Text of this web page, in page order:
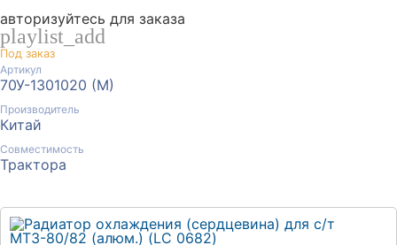
авторизуйтесь для заказа
playlist_add
Под заказ
Артикул
70У-1301020 (М)
Производитель
Китай
Совместимость
Трактора